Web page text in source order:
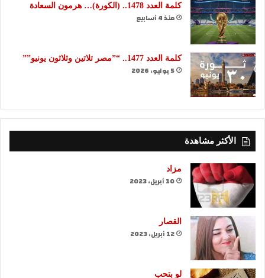
كلمة العدد 1478.. (الكورة)… هرمون السعادة
منذ 4 أسابيع
كلمة العدد 1477.. “”مصر تلاتين وثلاثون يونيو””
5 يوليو، 2026
الأكثر مشاهدة
مزاد
10 أبريل، 2023
القصار
12 أبريل، 2023
لو بتحب